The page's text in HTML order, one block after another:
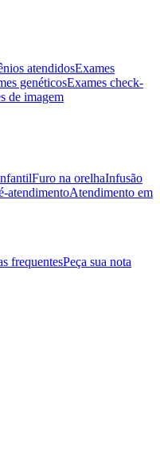
atendidosExames
genéticosExames check-
de imagem
Furo na orelhaInfusão
atendimentoAtendimento em
frequentesPeça sua nota